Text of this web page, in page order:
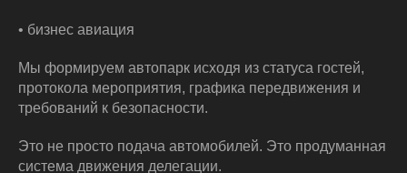
• бизнес авиация
Мы формируем автопарк исходя из статуса гостей,
протокола мероприятия, графика передвижения и
требований к безопасности.
Это не просто подача автомобилей. Это продуманная
система движения делегации.